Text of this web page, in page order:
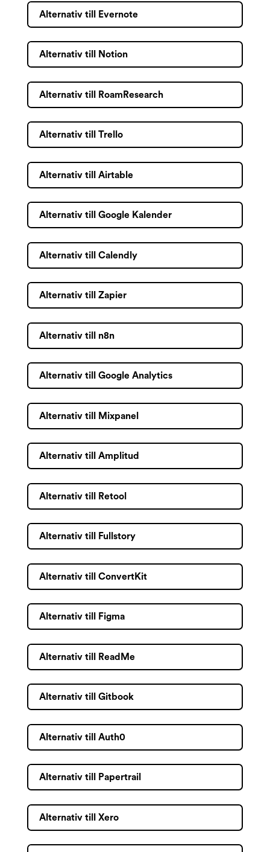
Alternativ till Evernote
Alternativ till Notion
Alternativ till RoamResearch
Alternativ till Trello
Alternativ till Airtable
Alternativ till Google Kalender
Alternativ till Calendly
Alternativ till Zapier
Alternativ till n8n
Alternativ till Google Analytics
Alternativ till Mixpanel
Alternativ till Amplitud
Alternativ till Retool
Alternativ till Fullstory
Alternativ till ConvertKit
Alternativ till Figma
Alternativ till ReadMe
Alternativ till Gitbook
Alternativ till Auth0
Alternativ till Papertrail
Alternativ till Xero